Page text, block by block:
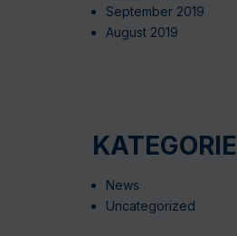
September 2019
August 2019
KATEGORIE
News
Uncategorized